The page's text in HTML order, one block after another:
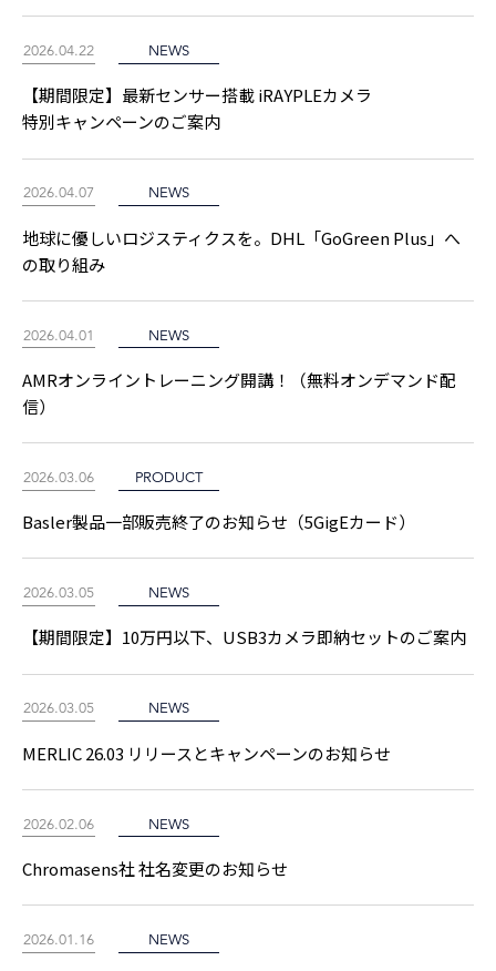
2026.04.22 NEWS
【期間限定】最新センサー搭載 iRAYPLEカメラ
特別キャンペーンのご案内
2026.04.07 NEWS
地球に優しいロジスティクスを。DHL「GoGreen Plus」へ
の取り組み
2026.04.01 NEWS
AMRオンライントレーニング開講！（無料オンデマンド配
信）
2026.03.06 PRODUCT
Basler製品一部販売終了のお知らせ（5GigEカード）
2026.03.05 NEWS
【期間限定】10万円以下、USB3カメラ即納セットのご案内
2026.03.05 NEWS
MERLIC 26.03 リリースとキャンペーンのお知らせ
2026.02.06 NEWS
Chromasens社 社名変更のお知らせ
2026.01.16 NEWS